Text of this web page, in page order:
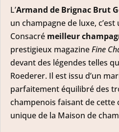
L’Armand de Brignac Brut
un champagne de luxe,
Consacré meilleur
prestigieux magazineFine
devant des légendes telles
Roederer. Il est issu d’un
parfaitement équilibré des
champenois faisant de cette
unique de la Maison de